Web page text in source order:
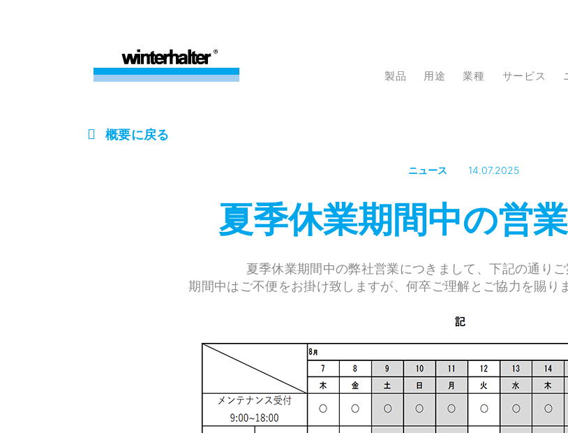
製品 用途 業種 サービス
概要に戻る
ニュース 14.07.2025
夏季休業期間中の営
夏季休業期間中の弊社営業につきまして、下記の通りご
期間中はご不便をお掛け致しますが、何卒ご理解とご協力を賜り